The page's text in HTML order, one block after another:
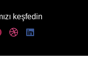
keşfedin